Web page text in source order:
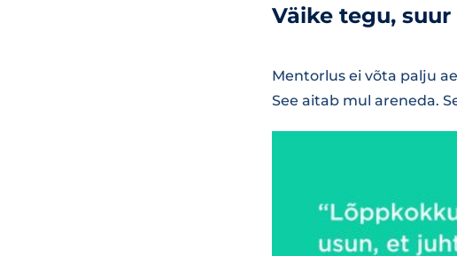
Väike tegu,
Mentorlus ei võta palju
See aitab mul areneda.